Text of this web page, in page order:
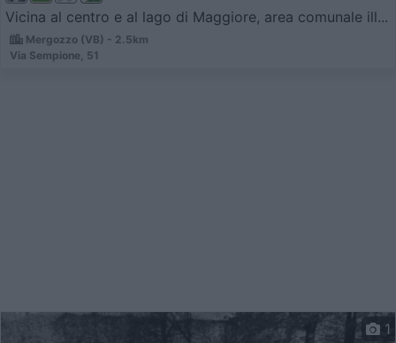
Vicina al centro e al lago di Maggiore, area comunale ill...
Mergozzo (VB) - 2.5km
Via Sempione, 51
1